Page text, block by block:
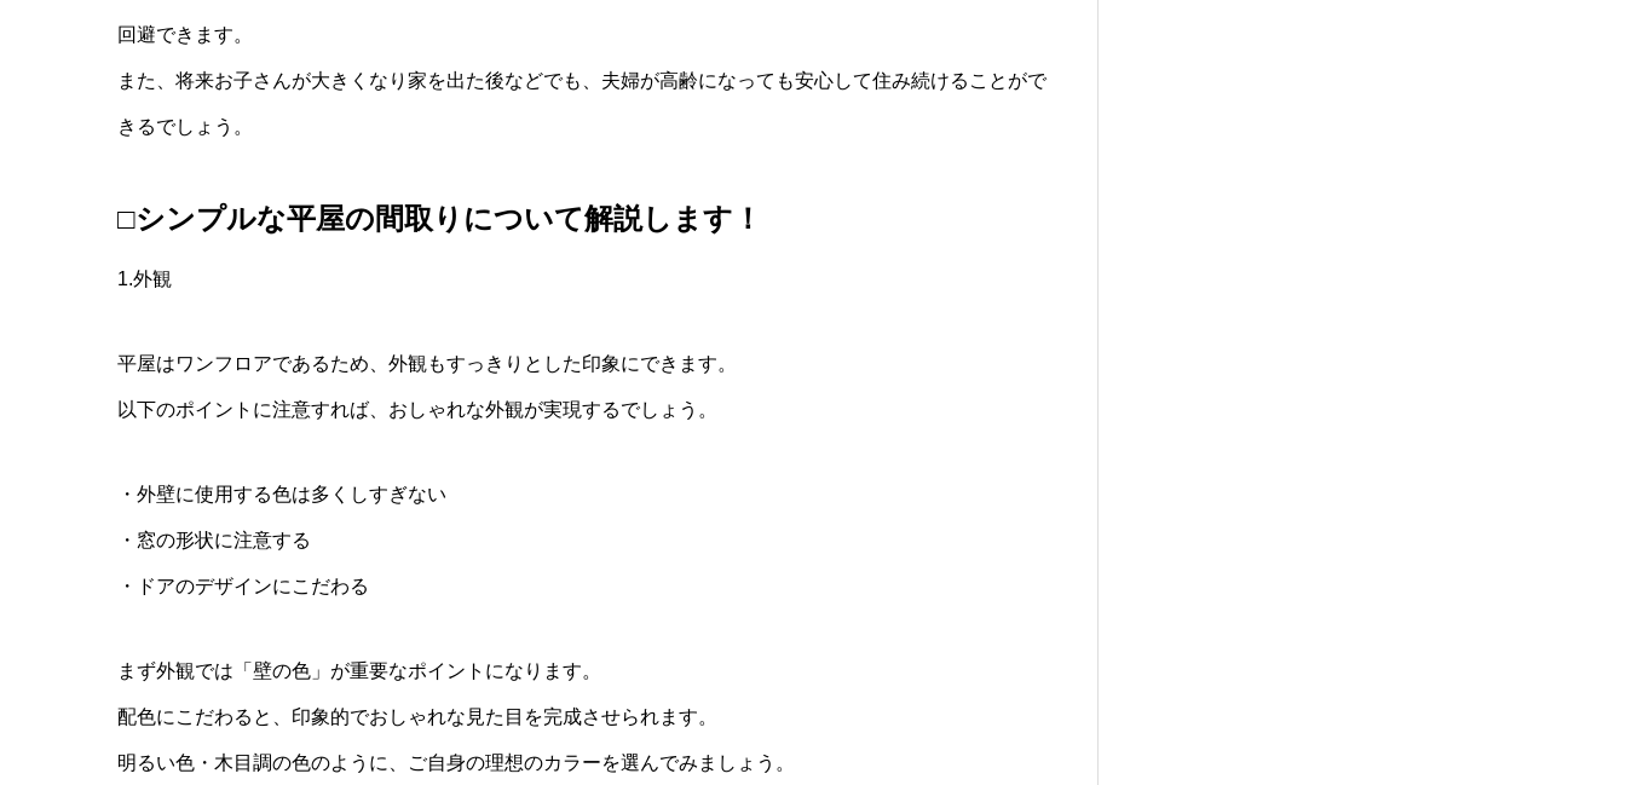
回避できます。
また、将来お子さんが大きくなり家を出た後などでも、夫婦が高齢になっても安心して住み続けることがで
きるでしょう。
□シンプルな平屋の間取りについて解説します！
1.外観
平屋はワンフロアであるため、外観もすっきりとした印象にできます。
以下のポイントに注意すれば、おしゃれな外観が実現するでしょう。
・外壁に使用する色は多くしすぎない
・窓の形状に注意する
・ドアのデザインにこだわる
まず外観では「壁の色」が重要なポイントになります。
配色にこだわると、印象的でおしゃれな見た目を完成させられます。
明るい色・木目調の色のように、ご自身の理想のカラーを選んでみましょう。